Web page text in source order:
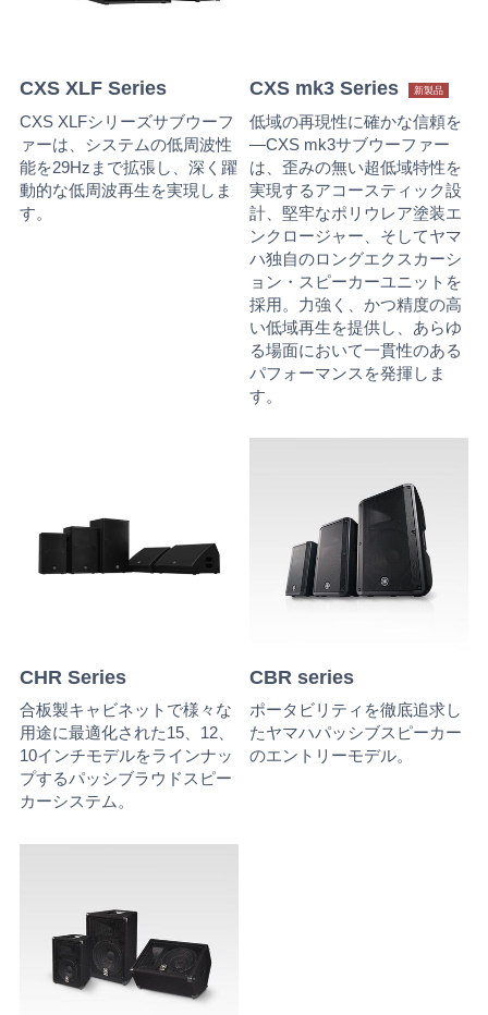
CXS XLF Series
CXS XLFシリーズサブウーフ
ァーは、システムの低周波性
能を29Hzまで拡張し、深く躍
動的な低周波再生を実現しま
す。
CXS mk3 Series 新製品
低域の再現性に確かな信頼を
―CXS mk3サブウーファー
は、歪みの無い超低域特性を
実現するアコースティック設
計、堅牢なポリウレア塗装エ
ンクロージャー、そしてヤマ
ハ独自のロングエクスカーシ
ョン・スピーカーユニットを
採用。力強く、かつ精度の高
い低域再生を提供し、あらゆ
る場面において一貫性のある
パフォーマンスを発揮しま
す。
CHR Series
合板製キャビネットで様々な
用途に最適化された15、12、
10インチモデルをラインナッ
プするパッシブラウドスピー
カーシステム。
CBR series
ポータビリティを徹底追求し
たヤマハパッシブスピーカー
のエントリーモデル。